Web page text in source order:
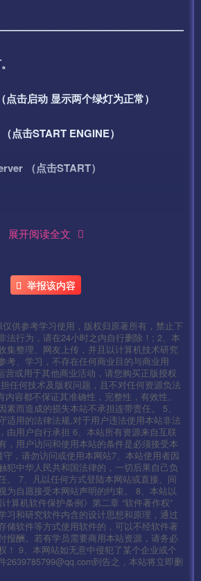
击启动 显示两个绿灯为正常）
点击START ENGINE）
（点击START）
改
展开阅读全文
举报该内容
供参考学习使用，版权归原著所有，禁止下
法行为，请在24小时之内自行删除！; 2、本
集整理、网友上传，并且以计算机技术研究
考、学习，不存在任何商业目的与商业用
营或用于其他商业活动，请您购买正版授权
任何技术及版权问题，且不对任何资源负法
容都不保证其准确性，完整性，有效性。
素而造成的损失本站不承担连带责任。 5、
适用的法律法规,对于用户违法使用本站非法
由用户自行承担 6、本站所有资源来自互联
，用户访问和使用本站的条件是必须接受本
守，请勿访问或使用本网站7、本站使用者因
犯中华人民共和国法律的，一切后果自己负
。 7、凡以任何方式登陆本网站或直接、间
为自愿接受本网站声明的约束。 8、本站以
算机软件保护条例》第二章 “软件著作权”
习和研究软件内含的设计思想和原理，通过
储软件等方式使用软件的，可以不经软件著
报酬。若有学员需要商用本站资源，请务必
！ 9、本网站如无意中侵犯了某个企业或个
2639785799@qq.com到告之，本站将立即删